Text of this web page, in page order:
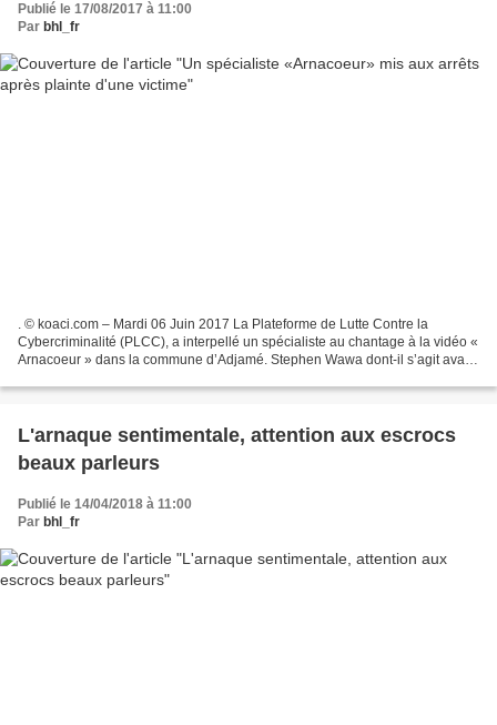
Publié le 17/08/2017 à 11:00
Par bhl_fr
. © koaci.com – Mardi 06 Juin 2017 La Plateforme de Lutte Contre la
Cybercriminalité (PLCC), a interpellé un spécialiste au chantage à la vidéo «
Arnacoeur » dans la commune d’Adjamé. Stephen Wawa dont-il s’agit avait
L'arnaque sentimentale, attention aux escrocs
beaux parleurs
Publié le 14/04/2018 à 11:00
Par bhl_fr